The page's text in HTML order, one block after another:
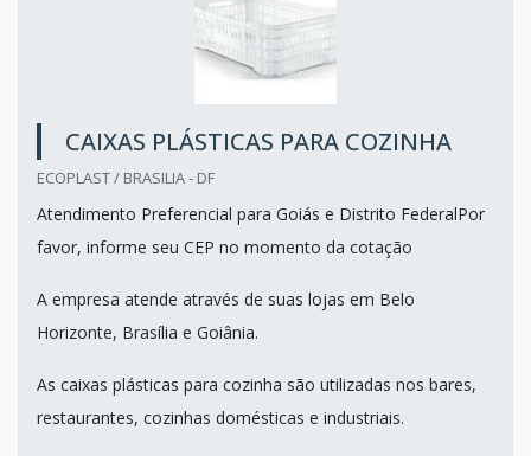
CAIXAS PLÁSTICAS PARA COZINHA
ECOPLAST / BRASILIA - DF
Atendimento Preferencial para Goiás e Distrito FederalPor
favor, informe seu CEP no momento da cotação
A empresa atende através de suas lojas em Belo
Horizonte, Brasília e Goiânia.
As caixas plásticas para cozinha são utilizadas nos bares,
restaurantes, cozinhas domésticas e industriais.